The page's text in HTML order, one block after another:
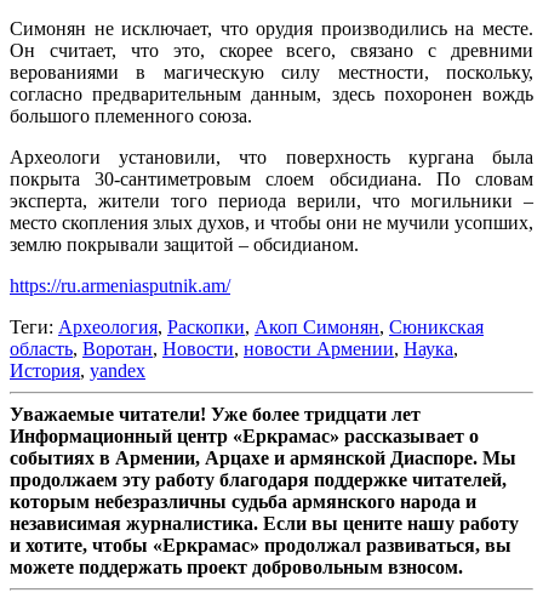
Симонян не исключает, что орудия производились на месте.
Он считает, что это, скорее всего, связано с древними
верованиями в магическую силу местности, поскольку,
согласно предварительным данным, здесь похоронен вождь
большого племенного союза.
Археологи установили, что поверхность кургана была
покрыта 30-сантиметровым слоем обсидиана. По словам
эксперта, жители того периода верили, что могильники –
место скопления злых духов, и чтобы они не мучили усопших,
землю покрывали защитой – обсидианом.
https://ru.armeniasputnik.am/
Теги: Археология, Раскопки, Акоп Симонян, Сюникская
область, Воротан, Новости, новости Армении, Наука,
История, yandex
Уважаемые читатели! Уже более тридцати лет
Информационный центр «Еркрамас» рассказывает о
событиях в Армении, Арцахе и армянской Диаспоре. Мы
продолжаем эту работу благодаря поддержке читателей,
которым небезразличны судьба армянского народа и
независимая журналистика. Если вы цените нашу работу
и хотите, чтобы «Еркрамас» продолжал развиваться, вы
можете поддержать проект добровольным взносом.